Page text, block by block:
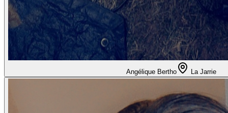
Angélique Bertho La Jarrie